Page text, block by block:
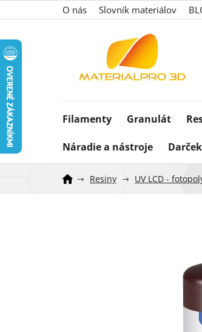
na
O nás Slovník materiálov
Filamenty Granulát
Náradie a nástroje
Resiny UV LCD -